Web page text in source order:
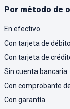
Por método de
En efectivo
Con tarjeta de débito
Con tarjeta de
Sin cuenta bancaria
Con comprobante
Con garantía